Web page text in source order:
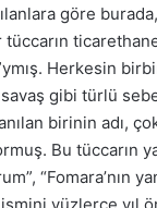
göre
Herkesin
gibi türlü
birinin adı,
Bu tüccarın
“Fomara’nın